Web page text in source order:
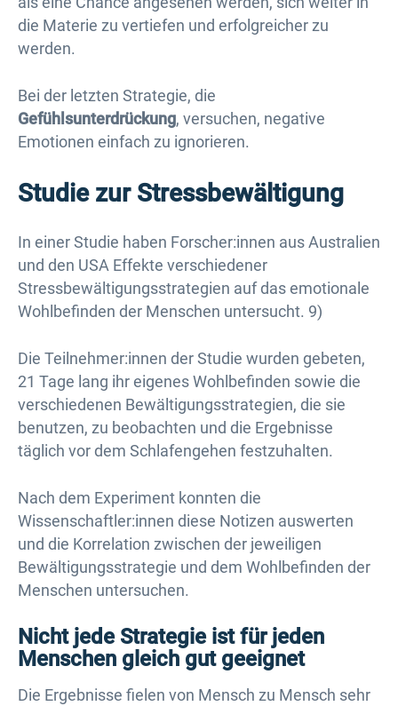
die Materie zu vertiefen und erfolgreicher zu
werden.
Bei der letzten Strategie, die
Gefühlsunterdrückung, versuchen, negative
Emotionen einfach zu ignorieren.
Studie zur Stressbewältigung
In einer Studie haben Forscher:innen aus Australien
und den USA Effekte verschiedener
Stressbewältigungsstrategien auf das emotionale
Wohlbefinden der Menschen untersucht. 9)
Die Teilnehmer:innen der Studie wurden gebeten,
21 Tage lang ihr eigenes Wohlbefinden sowie die
verschiedenen Bewältigungsstrategien, die sie
benutzen, zu beobachten und die Ergebnisse
täglich vor dem Schlafengehen festzuhalten.
Nach dem Experiment konnten die
Wissenschaftler:innen diese Notizen auswerten
und die Korrelation zwischen der jeweiligen
Bewältigungsstrategie und dem Wohlbefinden der
Menschen untersuchen.
Nicht jede Strategie ist für jeden
Menschen gleich gut geeignet
Die Ergebnisse fielen von Mensch zu Mensch sehr